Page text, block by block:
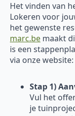
Het vinden van
Lokeren voor
het gewenste
marc.be maakt
is een
via onze website:
Stap 1)
Vul het
je